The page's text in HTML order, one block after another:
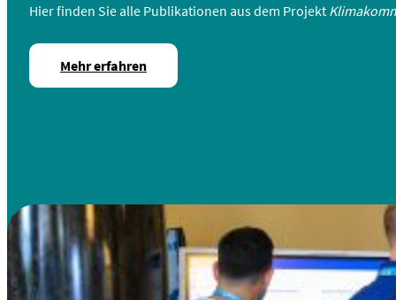
Hier finden Sie alle Publikationen aus dem Projekt
Mehr erfahren